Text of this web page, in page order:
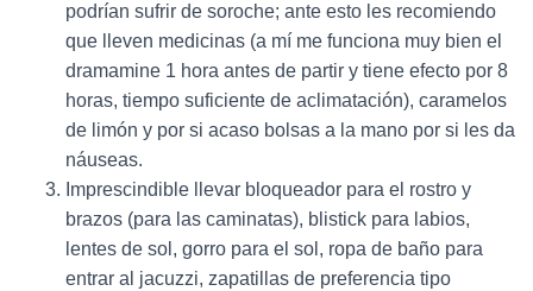
podrían sufrir de soroche; ante esto les recomiendo
que lleven medicinas (a mí me funciona muy bien el
dramamine 1 hora antes de partir y tiene efecto por 8
horas, tiempo suficiente de aclimatación), caramelos
de limón y por si acaso bolsas a la mano por si les da
náuseas.
Imprescindible llevar bloqueador para el rostro y
brazos (para las caminatas), blistick para labios,
lentes de sol, gorro para el sol, ropa de baño para
entrar al jacuzzi, zapatillas de preferencia tipo